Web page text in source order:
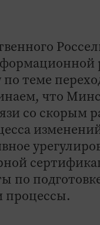
по теме
что
со скорым
по
процессы.